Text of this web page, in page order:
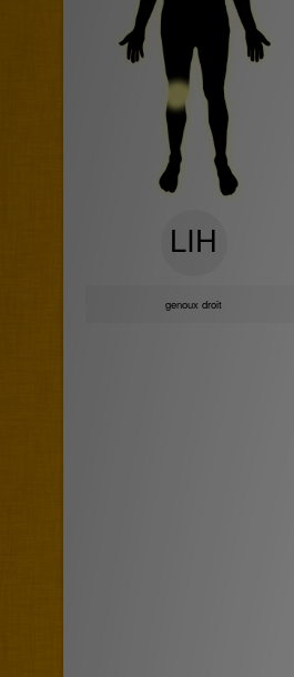
LIH
genoux droit